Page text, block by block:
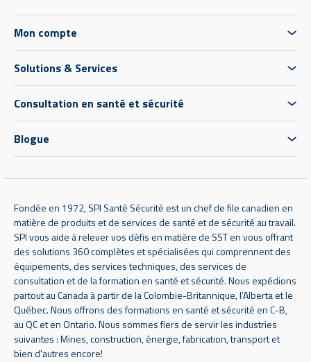
Mon compte
Solutions & Services
Consultation en santé et sécurité
Blogue
Fondée en 1972, SPI Santé Sécurité est un chef de file canadien en
matière de produits et de services de santé et de sécurité au travail.
SPI vous aide à relever vos défis en matière de SST en vous offrant
des solutions 360 complètes et spécialisées qui comprennent des
équipements, des services techniques, des services de
consultation et de la formation en santé et sécurité. Nous expédions
partout au Canada à partir de la Colombie-Britannique, l’Alberta et le
Québec. Nous offrons des formations en santé et sécurité en C-B,
au QC et en Ontario. Nous sommes fiers de servir les industries
suivantes : Mines, construction, énergie, fabrication, transport et
bien d'autres encore!